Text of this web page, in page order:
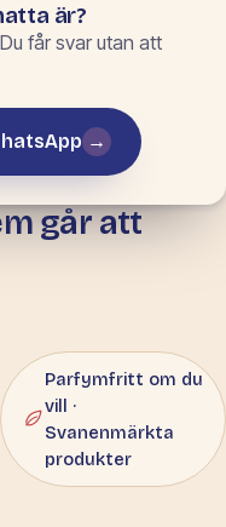
är?
får svar utan att
→
går att
METOD EFTER
MATERIAL
Parfymfritt om du
vill ·
Svanenmärkta
produkter